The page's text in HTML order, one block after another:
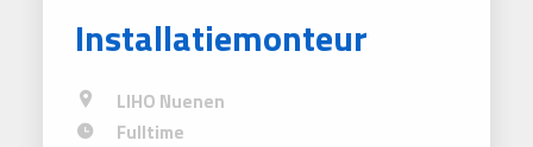
Installatiemonteur
LIHO Nuenen
Fulltime